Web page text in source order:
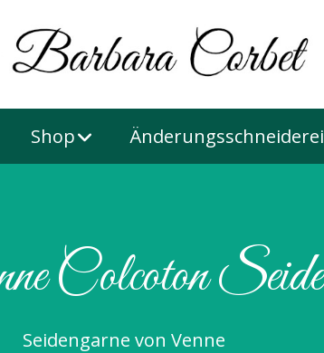
Shop Änderungsschneiderei
Colcoton Seide
Seidengarne von Venne